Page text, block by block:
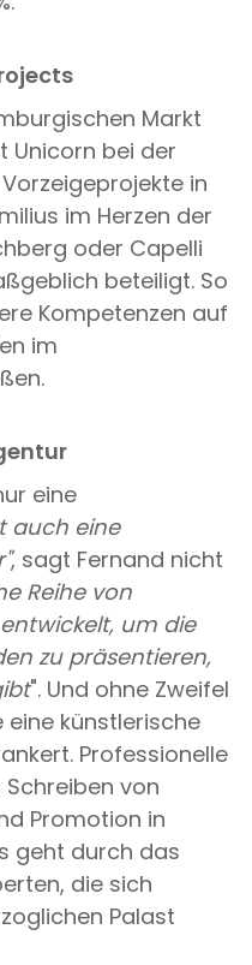
Markt
Unicorn bei der
in
im Herzen der
oder Capelli
beteiligt. So
Kompetenzen auf
im
eine
auch eine
, sagt Fernand nicht
Reihe von
um die
zu präsentieren,
". Und ohne Zweifel
künstlerische
Professionelle
von
Promotion in
geht durch das
die sich
Palast